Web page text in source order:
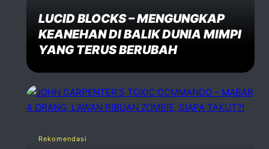
LUCID BLOCKS – MENGUNGKAP
KEANEHAN DI BALIK DUNIA MIMPI
YANG TERUS BERUBAH
Rekomendasi